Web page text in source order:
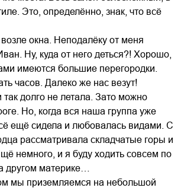
Это, определённо, знак, что всё
окна. Неподалёку от меня
Ну, куда от него деться?! Хорошо,
имеются большие перегородки.
часов. Далеко же нас везут!
так долго не летала. Зато можно
Но, когда вся наша группа уже
ещё сидела и любовалась видами. С
рассматривала складчатые горы и
немного, и я буду ходить совсем по
другом материке…
мы приземляемся на небольшой